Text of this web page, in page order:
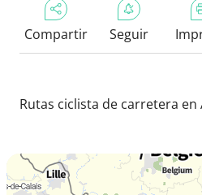
Compartir Seguir
Rutas ciclista de carretera en